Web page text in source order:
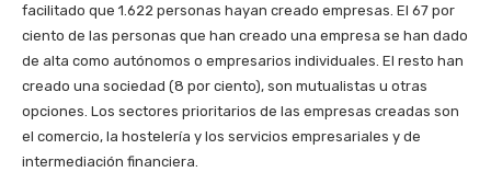
facilitado que 1.622 personas hayan creado empresas. El 67 por
ciento de las personas que han creado una empresa se han dado
de alta como autónomos o empresarios individuales. El resto han
creado una sociedad (8 por ciento), son mutualistas u otras
opciones. Los sectores prioritarios de las empresas creadas son
el comercio, la hostelería y los servicios empresariales y de
intermediación financiera.